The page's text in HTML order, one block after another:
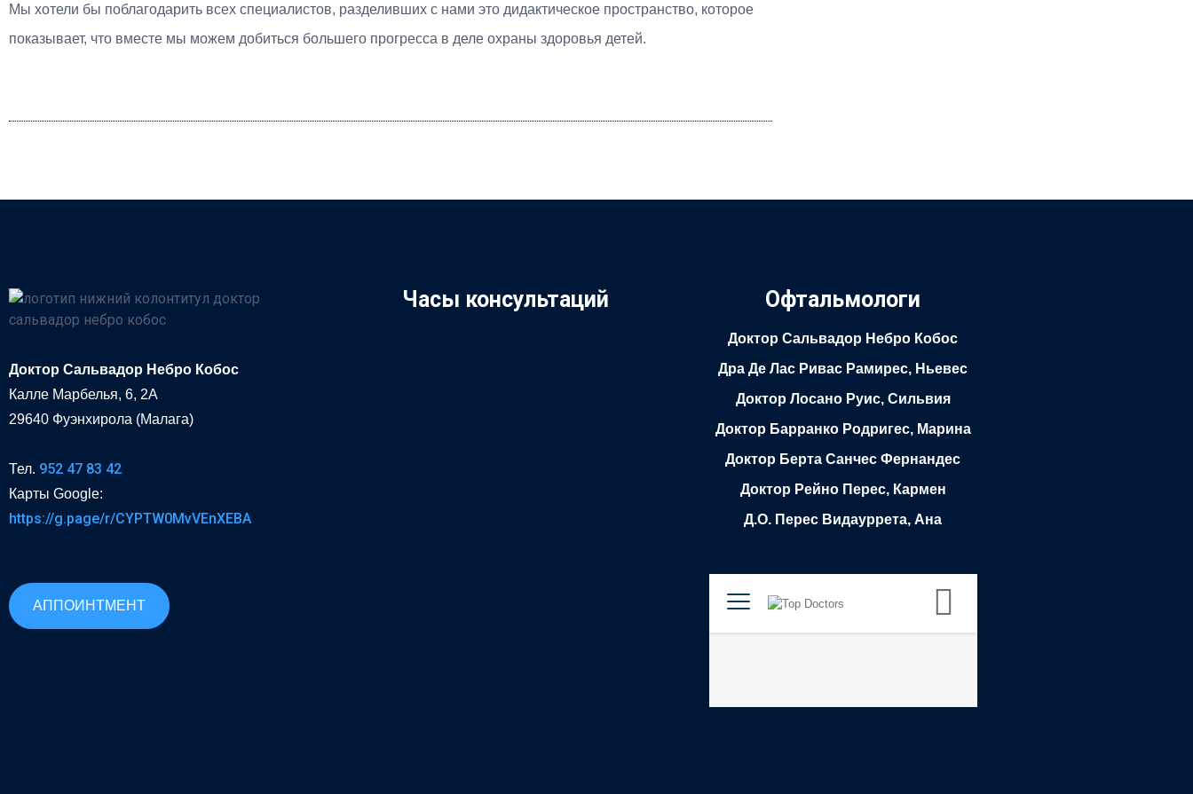
Мы хотели бы поблагодарить всех специалистов, разделивших с нами это дидактическое пространство, которое
показывает, что вместе мы можем добиться большего прогресса в деле охраны здоровья детей.
Доктор Сальвадор Небро Кобос
Калле Марбелья, 6, 2A
29640 Фуэнхирола (Малага)
Тел. 952 47 83 42
Карты Google:
https://g.page/r/CYPTW0MvVEnXEBA
АППОИНТМЕНТ
Часы консультаций Офтальмологи
Доктор Сальвадор Небро Кобос
Дра Де Лас Ривас Рамирес, Ньевес
Доктор Лосано Руис, Сильвия
Доктор Барранко Родригес, Марина
Доктор Берта Санчес Фернандес
Доктор Рейно Перес, Кармен
Д.О. Перес Видауррета, Ана